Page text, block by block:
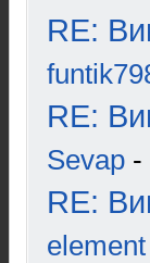
RE:
RE:
Sevap -
RE:
element